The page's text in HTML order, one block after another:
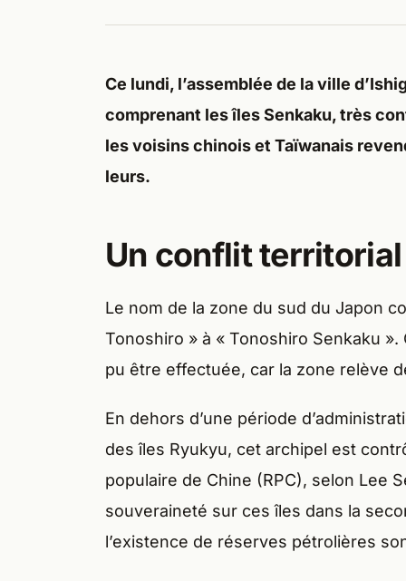
Ce lundi, l’assemblée de la ville
comprenant les îles Senkaku, très
les voisins chinois et Taïwanais
leurs.
Un conflit
Le nom de la zone du sud du Japon
Tonoshiro » à « Tonoshiro Senkaku
pu être effectuée, car la zone relève
En dehors d’une période
des îles Ryukyu, cet archipel est
populaire de Chine (RPC), selon Lee
souveraineté sur ces îles dans la
l’existence de réserves pétrolières